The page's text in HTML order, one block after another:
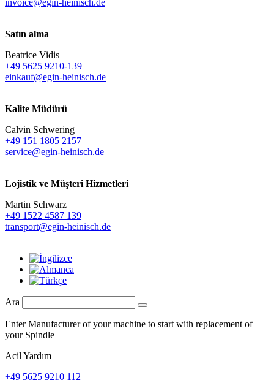
Satın alma
Beatrice Vidis
+49 5625 9210-139
einkauf@egin-heinisch.de
Kalite Müdürü
Calvin Schwering
+49 151 1805 2157
service@egin-heinisch.de
Lojistik ve Müşteri Hizmetleri
Martin Schwarz
+49 1522 4587 139
transport@egin-heinisch.de
Ara
Enter Manufacturer of your machine to start with replacement of
your Spindle
Acil Yardım
+49 5625 9210 112